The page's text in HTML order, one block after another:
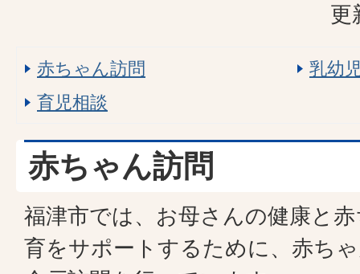
更
赤ちゃん訪問
乳幼
育児相談
赤ちゃん訪問
福津市では、お母さんの健康と
育をサポートするために、赤ち